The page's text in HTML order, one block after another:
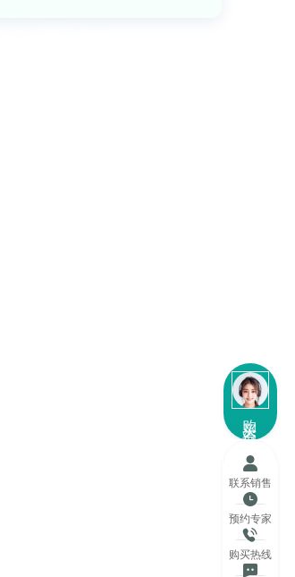
购买咨询
联系销售
预约专家
购买热线